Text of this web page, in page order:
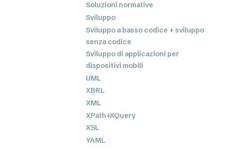
Soluzioni normative
Sviluppo
Sviluppo a basso codice + sviluppo
senza codice
Sviluppo di applicazioni per
dispositivi mobili
UML
XBRL
XML
XPath+XQuery
XSL
YAML